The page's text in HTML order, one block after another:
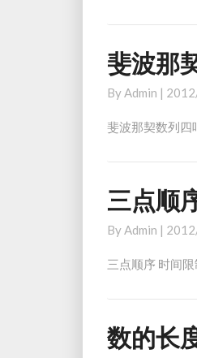
斐
波
那
契
列
吧
斐波那
ByAdmin |
斐波那契数列四
三
点
顺
序
三点顺
ByAdmin |
三点顺序 时间
数
的
数的长